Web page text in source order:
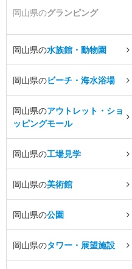
岡山県のグランピング
岡山県の水族館・動物園
岡山県のビーチ・海水浴場
岡山県のアウトレット・ショ
ッピングモール
岡山県の工場見学
岡山県の美術館
岡山県の公園
岡山県のタワー・展望施設